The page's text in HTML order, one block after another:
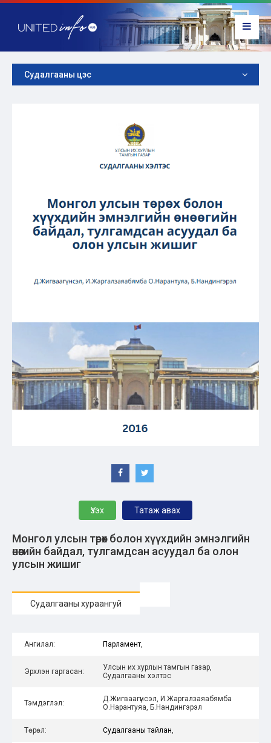
Судалгааны цэс
Үзэх Татаж авах
Монгол улсын төрөх болон хүүхдийн эмнэлгийн
өнөөгийн байдал, тулгамдсан асуудал ба олон
улсын жишиг
Судалгааны хураангуй
Ангилал: Парламент,
Эрхлэн гаргасан:
Улсын их хурлын тамгын газар,
Судалгааны хэлтэс
Тэмдэглэл:
Д.Жигваагүнсэл, И.Жаргалзаяабямба
О.Нарантуяа, Б.Нандингэрэл
Төрөл: Судалгааны тайлан,